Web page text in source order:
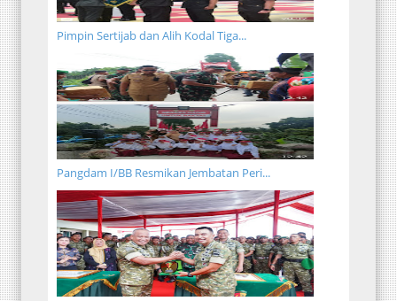
Pimpin Sertijab dan Alih Kodal Tiga...
Pangdam I/BB Resmikan Jembatan Peri...